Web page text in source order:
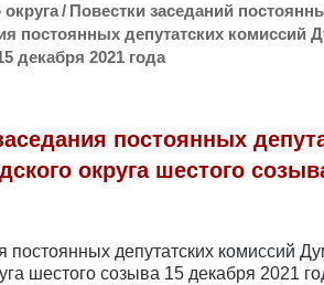
/ Повестки заседаний
постоянных депутатских комиссий
декабря 2021 года
постоянных
округа шестого